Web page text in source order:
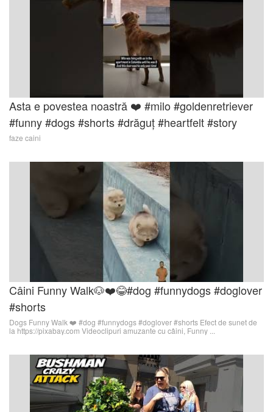
Asta e povestea noastră ❤️ #milo #goldenretriever
#funny #dogs #shorts #drăguț #heartfelt #story
faze caini
Câini Funny Walk🐶❤️😂#dog #funnydogs #doglover
#shorts
Dogs Funny Walk ❤️ #dog #funnydogs #doglover #shorts Efect de sunet de
la https://pixabay.com Videoclipuri amuzante cu câini, Funny ...